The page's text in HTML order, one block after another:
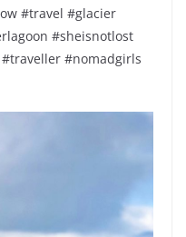
#travel #glacier
#sheisnotlost
#nomadgirls